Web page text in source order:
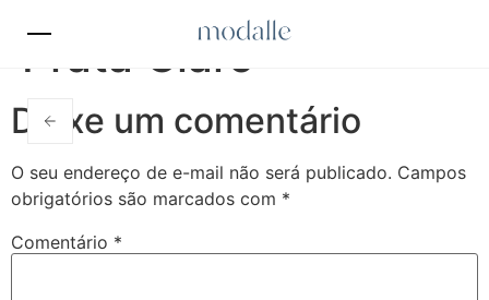
Prata Claro
Deixe um comentário
O seu endereço de e-mail não será publicado. Campos
obrigatórios são marcados com *
Comentário *